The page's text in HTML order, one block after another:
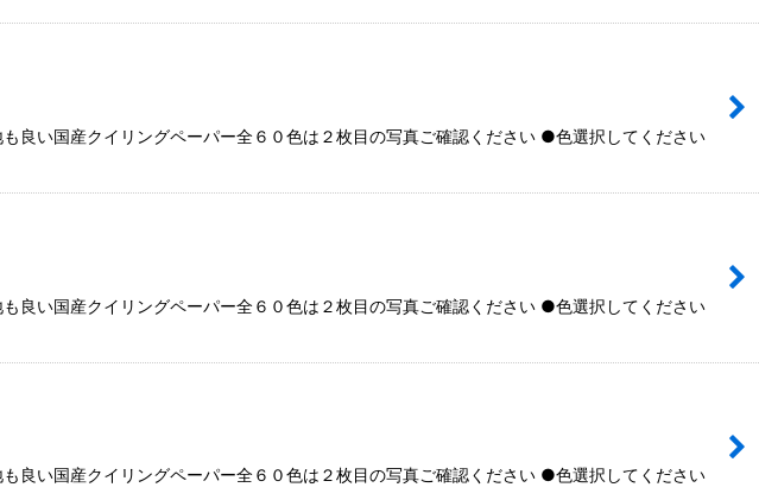
い国産クイリングペーパー全６０色は２枚目の写真ご確認ください ●色選択してください
い国産クイリングペーパー全６０色は２枚目の写真ご確認ください ●色選択してください
い国産クイリングペーパー全６０色は２枚目の写真ご確認ください ●色選択してください